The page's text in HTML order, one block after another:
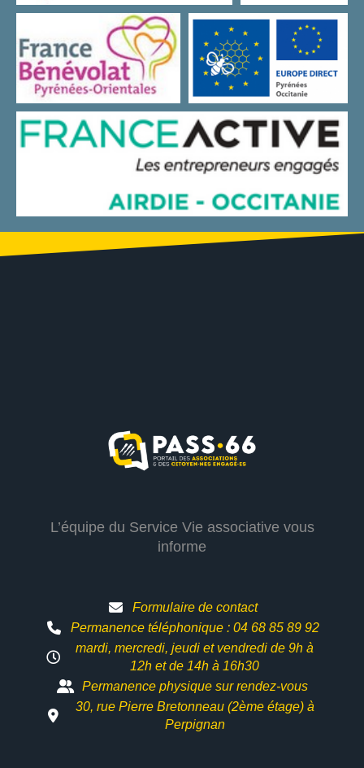
L’équipe du Service Vie associative vous
informe
Formulaire de contact
Permanence téléphonique : 04 68 85 89 92
mardi, mercredi, jeudi et vendredi de 9h à
12h etde 14h à 16h30
Permanence physique sur rendez-vous
30, rue Pierre Bretonneau (2ème étage) à
Perpignan